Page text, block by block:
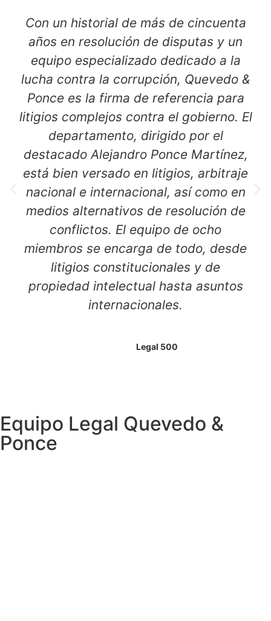
Con un historial de más de cincuenta
años en resolución de disputas y un
equipo especializado dedicado a la
lucha contra la corrupción, Quevedo &
Ponce es la firma de referencia para
litigios complejos contra el gobierno. El
departamento, dirigido por el
destacado Alejandro Ponce Martínez,
está bien versado en litigios, arbitraje
nacional e internacional, así como en
medios alternativos de resolución de
conflictos. El equipo de ocho
miembros se encarga de todo, desde
litigios constitucionales y de
propiedad intelectual hasta asuntos
internacionales.
Legal 500
Equipo Legal Quevedo &
Ponce